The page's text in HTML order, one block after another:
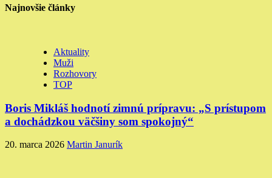
Najnovšie články
Aktuality
Muži
Rozhovory
TOP
Boris Mikláš hodnotí zimnú prípravu: „S prístupom
a dochádzkou väčšiny som spokojný“
20. marca 2026 Martin Janurík